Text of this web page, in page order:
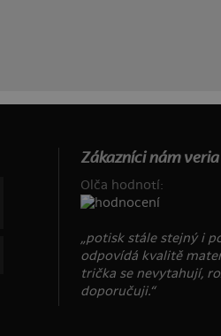
Zákazníci nám veria
Olča hodnotí:
„potisk stále stejný i
odpovídá kvalitě
trička se nevytahují,
doporučuji.“